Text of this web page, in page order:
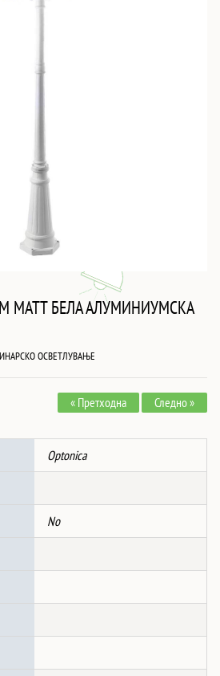
MATT БЕЛА АЛУМИНИУМСКА
ОСВЕТЛУВАЊЕ
« Претходна Следно »
Optonica
No